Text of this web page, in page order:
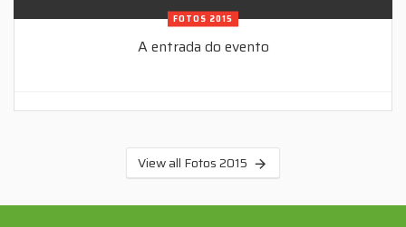
FOTOS 2015
A entrada do evento
View all Fotos 2015